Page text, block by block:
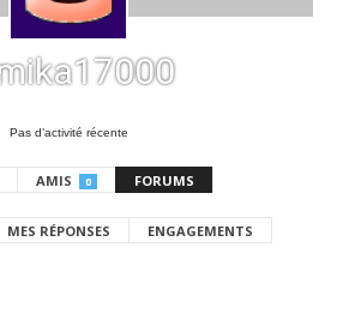
Pas d’activité récente
AMIS 0 FORUMS
MES RÉPONSES ENGAGEMENTS